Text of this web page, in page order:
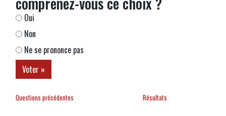
Oui
Non
Ne se prononce pas
Questions précédentes Résultats